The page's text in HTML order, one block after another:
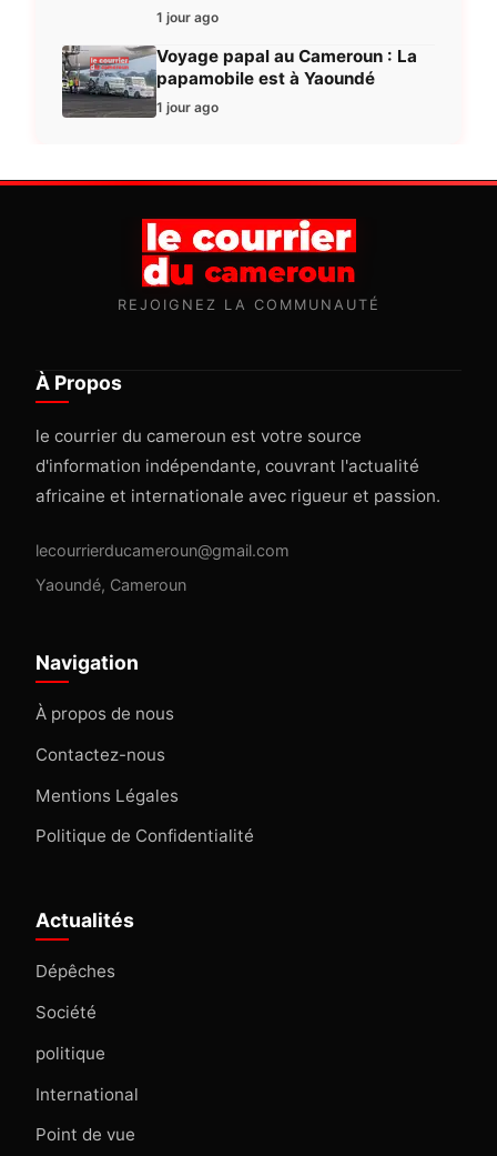
1 jour ago
Voyage papal au Cameroun : La
papamobile est à Yaoundé
1 jour ago
REJOIGNEZ LA COMMUNAUTÉ
À Propos
le courrier du cameroun est votre source
d'information indépendante, couvrant l'actualité
africaine et internationale avec rigueur et passion.
lecourrierducameroun@gmail.com
Yaoundé, Cameroun
Navigation
À propos de nous
Contactez-nous
Mentions Légales
Politique de Confidentialité
Actualités
Dépêches
Société
politique
International
Point de vue